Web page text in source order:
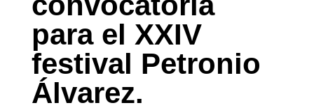
para el XXIV
festival Petronio
Álvarez.